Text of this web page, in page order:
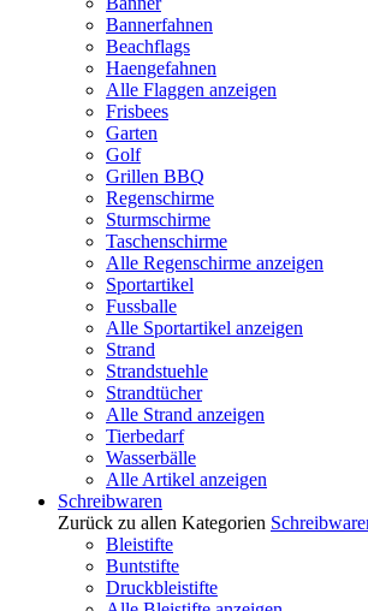
Bannerfahnen
Beachflags
Haengefahnen
Alle Flaggen anzeigen
Frisbees
Garten
Golf
Grillen BBQ
Regenschirme
Sturmschirme
Taschenschirme
Alle Regenschirme anzeigen
Sportartikel
Fussballe
Alle Sportartikel anzeigen
Strand
Strandstuehle
Strandtücher
Alle Strand anzeigen
Tierbedarf
Wasserbälle
Alle Artikel anzeigen
Schreibwaren
Zurück zu allen Kategorien
Bleistifte
Buntstifte
Druckbleistifte